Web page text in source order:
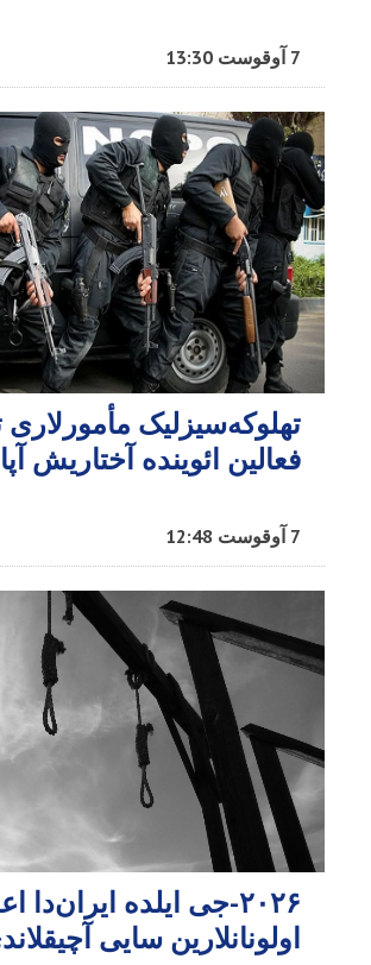
7 آوقوست 13:30
تهلوکه‌سیزلیک مأمورلاری
فعالین ائوینده آختاریش
7 آوقوست 12:48
۲۰۲۶-جی ایلده ایران‌دا
اولونانلارین سایی